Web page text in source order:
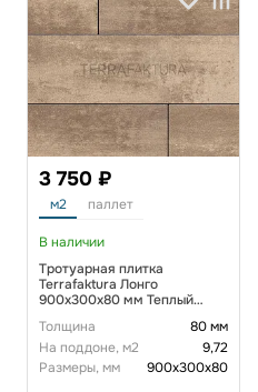
3 750 ₽
м2 паллет
В наличии
Тротуарная плитка
Terrafaktura Лонго
900x300x80 мм Теплый
Толщина
80 мм
На поддоне, м2
9,72
Размеры, мм
900x300x80